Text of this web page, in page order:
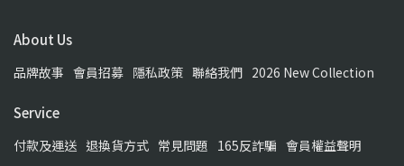
About Us
品牌故事 會員招募 隱私政策 聯絡我們 2026 New Collection
Service
付款及運送 退換貨方式 常見問題 165反詐騙 會員權益聲明